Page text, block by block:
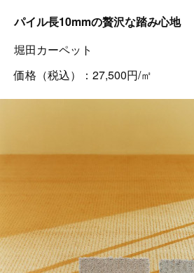
パイル長10mmの贅沢な踏み心地
堀田カーペット
価格（税込）：27,500円/㎡